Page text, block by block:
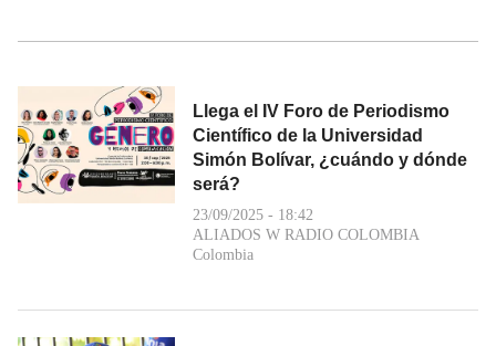
Llega el IV Foro de Periodismo
Científico de la Universidad
Simón Bolívar, ¿cuándo y dónde
será?
23/09/2025 - 18:42
ALIADOS W RADIO COLOMBIA
Colombia